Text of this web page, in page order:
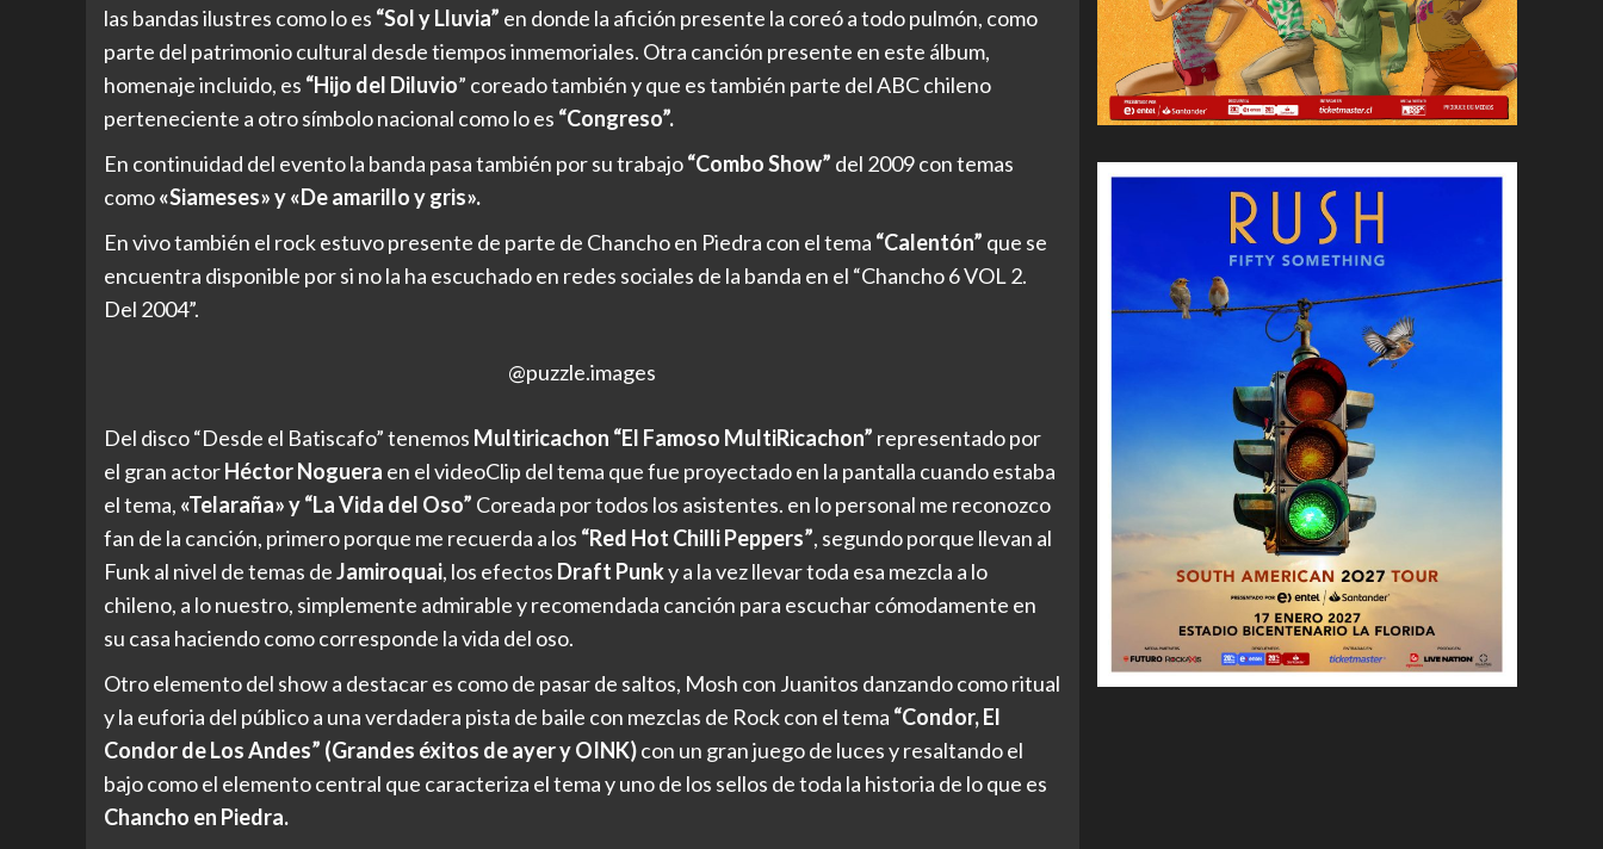
las bandas ilustres como lo es “Sol y Lluvia” en donde la afición presente la coreó a todo pulmón, como
parte del patrimonio cultural desde tiempos inmemoriales. Otra canción presente en este álbum,
homenaje incluido, es “Hijo del Diluvio” coreado también y que es también parte del ABC chileno
perteneciente a otro símbolo nacional como lo es “Congreso”.
En continuidad del evento la banda pasa también por su trabajo“Combo Show” del 2009 con temas
como«Siameses» y «De amarilloy gris».
En vivo también el rock estuvo presente de parte de Chancho en Piedra con el tema “Calentón” que se
encuentra disponible por si no la ha escuchado en redes sociales de la banda en el “Chancho 6 VOL 2.
Del 2004”.
@puzzle.images
Del disco “Desde el Batiscafo” tenemos Multiricachon “El Famoso MultiRicachon” representado por
el gran actorHéctor Noguera en el videoClip del tema que fue proyectado en la pantalla cuando estaba
el tema, «Telaraña» y “La Vida del Oso” Coreada por todos los asistentes. en lo personal me reconozco
fan de la canción, primero porque me recuerda a los “Red Hot Chilli Peppers”, segundo porque llevan al
Funk al nivel de temas deJamiroquai, los efectos Draft Punky a la vez llevar toda esa mezcla a lo
chileno, a lo nuestro, simplemente admirable y recomendada canción para escuchar cómodamente en
su casa haciendo como corresponde la vida del oso.
Otro elemento del show a destacar es como de pasar de saltos, Mosh con Juanitos danzando como ritual
y la euforia del público a una verdadera pista de baile con mezclas de Rock con el tema “Condor, El
Condor de Los Andes” (Grandes éxitos de ayer y OINK)con un gran juego de luces y resaltando el
bajo como el elemento central que caracteriza el tema y uno de los sellos de toda la historia de lo que es
Chancho en Piedra.